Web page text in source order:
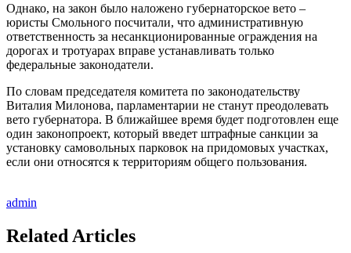
Однако, на закон было наложено губернаторское вето –
юристы Смольного посчитали, что административную
ответственность за несанкционированные ограждения на
дорогах и тротуарах вправе устанавливать только
федеральные законодатели.
По словам председателя комитета по законодательству
Виталия Милонова, парламентарии не станут преодолевать
вето губернатора. В ближайшее время будет подготовлен еще
один законопроект, который введет штрафные санкции за
установку самовольных парковок на придомовых участках,
если они относятся к территориям общего пользования.
admin
Related Articles